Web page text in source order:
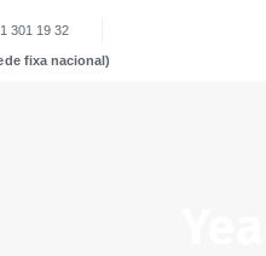
301 19 32
fixa nacional)